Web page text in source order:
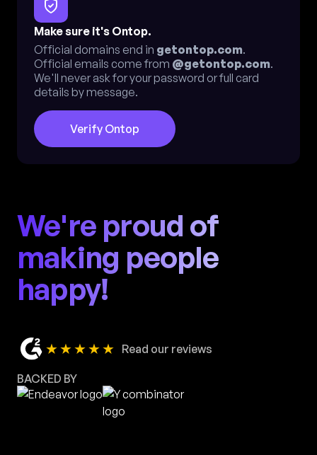
Make sure it's Ontop.
Official domains end in getontop.com.
Official emails come from @getontop.com.
We'll never ask for your password or full card
details by message.
Verify Ontop
We're proud of
making people
happy!
★★★★★ Read our reviews
BACKED BY